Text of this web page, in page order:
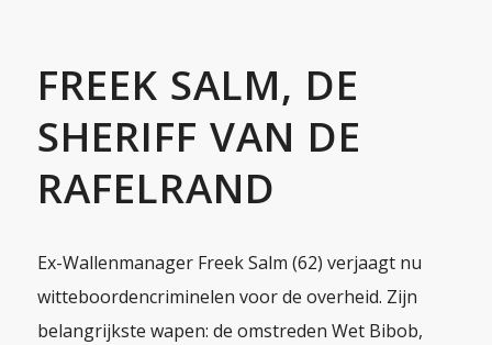
FREEK SALM, DE
SHERIFF VAN DE
RAFELRAND
Ex-Wallenmanager Freek Salm (62) verjaagt nu
witteboordencriminelen voor de overheid. Zijn
belangrijkste wapen: de omstreden Wet Bibob,